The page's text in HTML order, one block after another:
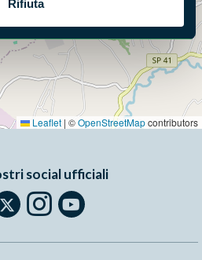
Rifiuta
Leaflet | ©OpenStreetMapcontributors
social ufficiali